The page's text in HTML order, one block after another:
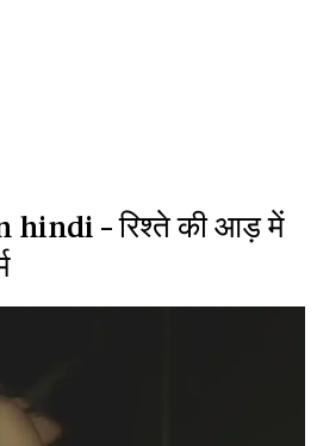
– रिश्ते की आड़ में